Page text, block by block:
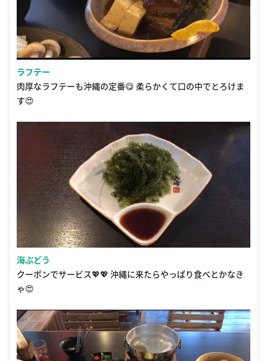
ラフテー
肉厚なラフテーも沖縄の定番😋 柔らかくて口の中でとろけま
す😍
海ぶどう
クーポンでサービス💖💖 沖縄に来たらやっぱり食べとかなき
ゃ😍